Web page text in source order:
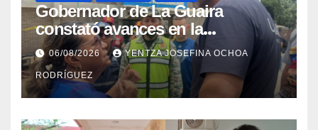
Gobernador de La Guaira
constató avances en la
rehabilitación del Hospitalito de
Catia la Mar
06/08/2026 YENTZA JOSEFINA OCHOA
RODRÍGUEZ